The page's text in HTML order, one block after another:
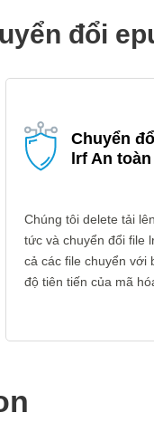
đổi
Chuyển
lrf An toàn
Chúng tôi delete tải
tức và chuyển đổi file
cả các file chuyển với
độ tiên tiến của mã